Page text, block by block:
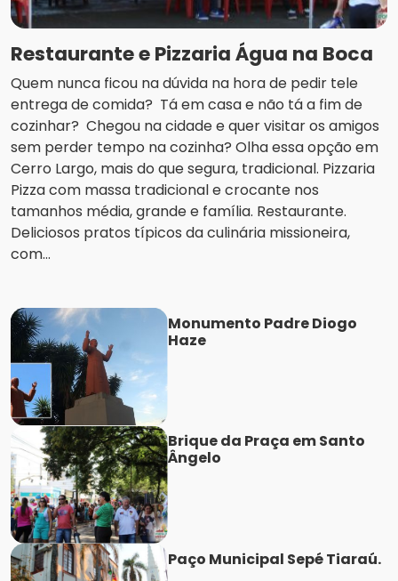
Restaurante e Pizzaria Água na Boca
Quem nunca ficou na dúvida na hora de pedir tele
entrega de comida? Tá em casa e não tá a fim de
cozinhar? Chegou na cidade e quer visitar os amigos
sem perder tempo na cozinha? Olha essa opção em
Cerro Largo, mais do que segura, tradicional. Pizzaria
Pizza com massa tradicional e crocante nos
tamanhos média, grande e família. Restaurante.
Deliciosos pratos típicos da culinária missioneira,
com...
Monumento Padre Diogo
Haze
Brique da Praça em Santo
Ângelo
Paço Municipal Sepé Tiaraú.